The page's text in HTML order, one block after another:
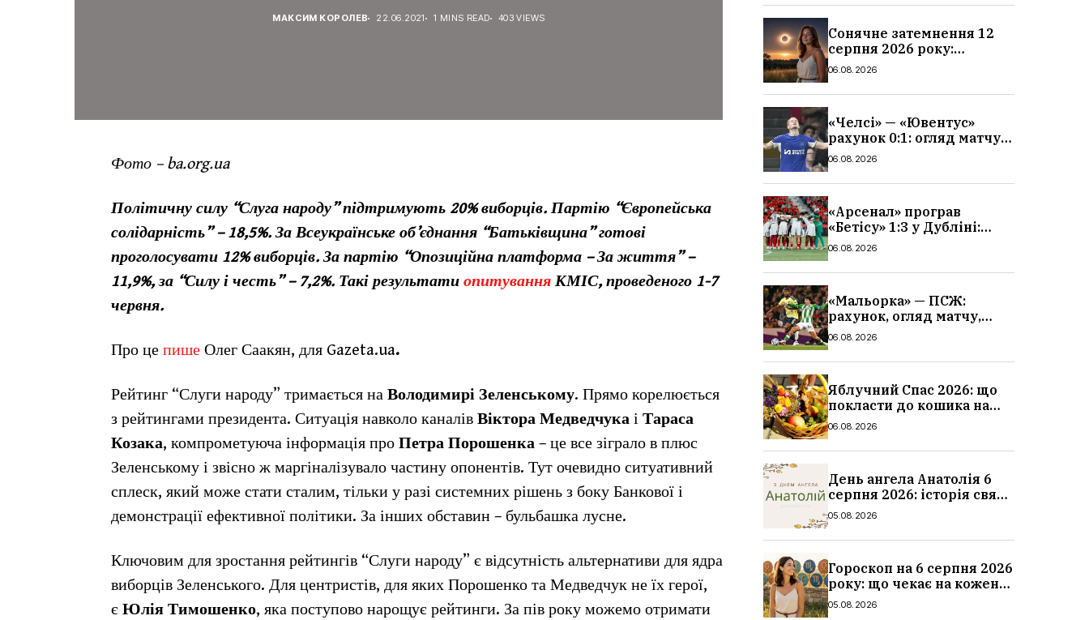
МАКСИМ КОРОЛЕВ 22.06.2021 1 MINS READ 403 VIEWS
Фото – ba.org.ua
Політичну силу “Слуга народу” підтримують 20% виборців. Партію “Європейська
солідарність” – 18,5%. За Всеукраїнське об’єднання “Батьківщина” готові
проголосувати 12% виборців. За партію “Опозиційна платформа – За життя” –
11,9%, за “Силу і честь” – 7,2%. Такі результати опитування КМІС, проведеного 1-7
червня.
Про це пише Олег Саакян, для Gazeta.ua.
Рейтинг “Слуги народу” тримається на Володимирі Зеленському. Прямо корелюється
з рейтингами президента. Ситуація навколо каналів Віктора Медведчука і Тараса
Козака, компрометуюча інформація про Петра Порошенка – це все зіграло в плюс
Зеленському і звісно ж маргіналізувало частину опонентів. Тут очевидно ситуативний
сплеск, який може стати сталим, тільки у разі системних рішень з боку Банкової і
демонстрації ефективної політики. За інших обставин – бульбашка лусне.
Ключовим для зростання рейтингів “Слуги народу” є відсутність альтернативи для ядра
виборців Зеленського. Для центристів, для яких Порошенко та Медведчук не їх герої,
є Юлія Тимошенко, яка поступово нарощує рейтинги. За пів року можемо отримати
Сонячне затемнення 12
серпня 2026 року:
гороскоп, кому із знаків
06.08.2026
«Челсі» — «Ювентус»
рахунок 0:1: огляд матчу
та вихід Мудрика
06.08.2026
«Арсенал» програв
«Бетісу» 1:3 у Дубліні:
огляд матчу та всі голи
06.08.2026
«Мальорка» — ПСЖ:
рахунок, огляд матчу,
голи та склад парижан
06.08.2026
Яблучний Спас 2026: що
покласти до кошика на
освячення, які фрукти,
06.08.2026
День ангела Анатолія 6
серпня 2026: історія свята,
значення імені,
прозі
05.08.2026
Гороскоп на 6 серпня 2026
року: що чекає на кожен
знак зодіаку
05.08.2026